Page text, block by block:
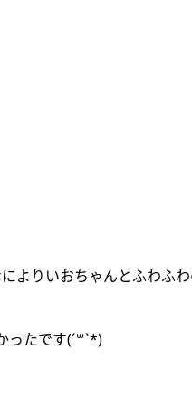
りいおちゃんとふわふ
たです(ˊ꒳ˋ*)